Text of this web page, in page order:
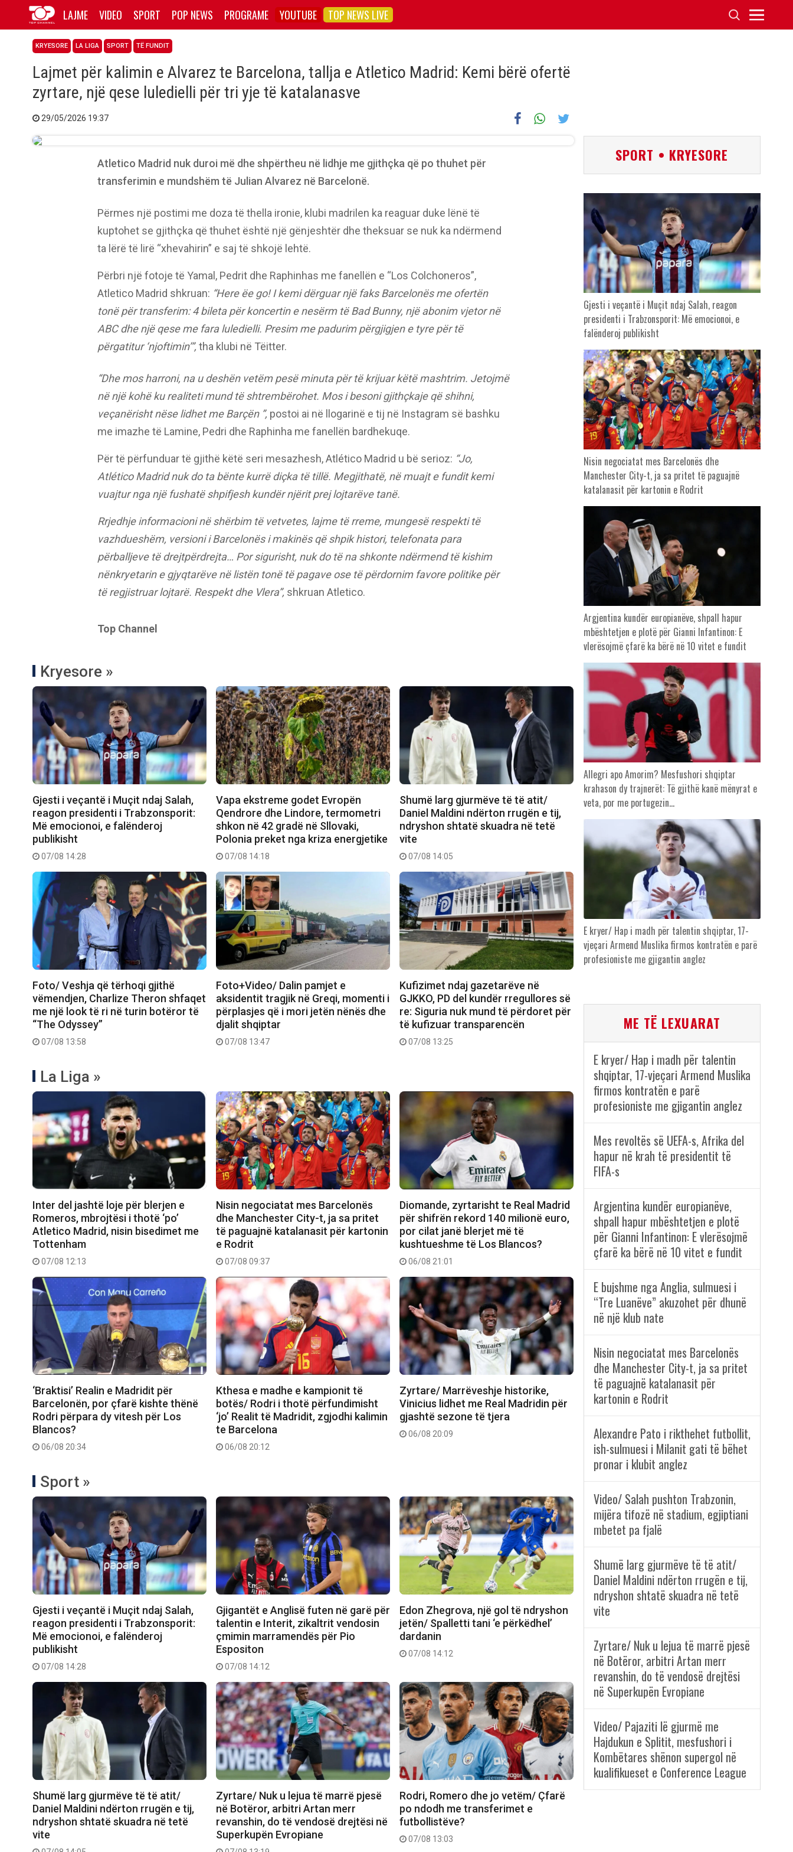
LAJME VIDEO SPORT POP NEWS PROGRAME YOUTUBE TOP NEWS LIVE
KRYESORE LA LIGA SPORT TË FUNDIT
Lajmet për kalimin e Alvarez te Barcelona, tallja e Atletico Madrid: Kemi bërë ofertë
zyrtare, një qese luledielli për tri yje të katalanasve
29/05/2026 19:37
Atletico Madrid nuk duroi më dhe shpërtheu në lidhje me gjithçka që po thuhet për
transferimin e mundshëm të Julian Alvarez në Barcelonë.
Përmes një postimi me doza të thella ironie, klubi madrilen ka reaguar duke lënë të
kuptohet se gjithçka që thuhet është një gënjeshtër dhe theksuar se nuk ka ndërmend
ta lërë të lirë “xhevahirin” e saj të shkojë lehtë.
Përbri një fotoje të Yamal, Pedrit dhe Raphinhas me fanellën e “Los Colchoneros”,
Atletico Madrid shkruan: “Here ëe go! I kemi dërguar një faks Barcelonës me ofertën
tonë për transferim: 4 bileta për koncertin e nesërm të Bad Bunny, një abonim vjetor në
ABC dhe një qese me fara luledielli. Presim me padurim përgjigjen e tyre për të
përgatitur ‘njoftimin’”, tha klubi në Tëitter.
“Dhe mos harroni, na u deshën vetëm pesë minuta për të krijuar këtë mashtrim. Jetojmë
në një kohë ku realiteti mund të shtrembërohet. Mos i besoni gjithçkaje që shihni,
veçanërisht nëse lidhet me Barçën ”, postoi ai në llogarinë e tij në Instagram së bashku
me imazhe të Lamine, Pedri dhe Raphinha me fanellën bardhekuqe.
Për të përfunduar të gjithë këtë seri mesazhesh, Atlético Madrid u bë serioz: “Jo,
Atlético Madrid nuk do ta bënte kurrë diçka të tillë. Megjithatë, në muajt e fundit kemi
vuajtur nga një fushatë shpifjesh kundër njërit prej lojtarëve tanë.
Rrjedhje informacioni në shërbim të vetvetes, lajme të rreme, mungesë respekti të
vazhdueshëm, versioni i Barcelonës i makinës që shpik histori, telefonata para
përballjeve të drejtpërdrejta… Por sigurisht, nuk do të na shkonte ndërmend të kishim
nënkryetarin e gjyqtarëve në listën tonë të pagave ose të përdornim favore politike për
të regjistruar lojtarë. Respekt dhe Vlera”, shkruan Atletico.
Top Channel
Kryesore »
Gjesti i veçantë i Muçit ndaj Salah,
reagon presidenti i Trabzonsporit:
Më emocionoi, e falënderoj
publikisht
07/08 14:28
Vapa ekstreme godet Evropën
Qendrore dhe Lindore, termometri
shkon në 42 gradë në Sllovaki,
Polonia preket nga kriza energjetike
07/08 14:18
Shumë larg gjurmëve të të atit/
Daniel Maldini ndërton rrugën e tij,
ndryshon shtatë skuadra në tetë
vite
07/08 14:05
Foto/ Veshja që tërhoqi gjithë
vëmendjen, Charlize Theron shfaqet
me një look të ri në turin botëror të
“The Odyssey”
07/08 13:58
Foto+Video/ Dalin pamjet e
aksidentit tragjik në Greqi, momenti i
përplasjes që i mori jetën nënës dhe
djalit shqiptar
07/08 13:47
Kufizimet ndaj gazetarëve në
GJKKO, PD del kundër rregullores së
re: Siguria nuk mund të përdoret për
të kufizuar transparencën
07/08 13:25
La Liga »
Inter del jashtë loje për blerjen e
Romeros, mbrojtësi i thotë ‘po’
Atletico Madrid, nisin bisedimet me
Tottenham
07/08 12:13
Nisin negociatat mes Barcelonës
dhe Manchester City-t, ja sa pritet
të paguajnë katalanasit për kartonin
e Rodrit
07/08 09:37
Diomande, zyrtarisht te Real Madrid
për shifrën rekord 140 milionë euro,
por cilat janë blerjet më të
kushtueshme të Los Blancos?
06/08 21:01
‘Braktisi’ Realin e Madridit për
Barcelonën, por çfarë kishte thënë
Rodri përpara dy vitesh për Los
Blancos?
06/08 20:34
Kthesa e madhe e kampionit të
botës/ Rodri i thotë përfundimisht
‘jo’ Realit të Madridit, zgjodhi kalimin
te Barcelona
06/08 20:12
Zyrtare/ Marrëveshje historike,
Vinicius lidhet me Real Madridin për
gjashtë sezone të tjera
06/08 20:09
Sport »
Gjesti i veçantë i Muçit ndaj Salah,
reagon presidenti i Trabzonsporit:
Më emocionoi, e falënderoj
publikisht
07/08 14:28
Gjigantët e Anglisë futen në garë për
talentin e Interit, zikaltrit vendosin
çmimin marramendës për Pio
Espositon
07/08 14:12
Edon Zhegrova, një gol të ndryshon
jetën/ Spalletti tani ‘e përkëdhel’
dardanin
07/08 14:12
Shumë larg gjurmëve të të atit/
Daniel Maldini ndërton rrugën e tij,
ndryshon shtatë skuadra në tetë
vite
Zyrtare/ Nuk u lejua të marrë pjesë
në Botëror, arbitri Artan merr
revanshin, do të vendosë drejtësi në
Superkupën Evropiane
Rodri, Romero dhe jo vetëm/ Çfarë
po ndodh me transferimet e
futbollistëve?
07/08 13:03
SPORT • KRYESORE
Gjesti i veçantë i Muçit ndaj Salah, reagon
presidenti i Trabzonsporit: Më emocionoi, e
falënderoj publikisht
Nisin negociatat mes Barcelonës dhe
Manchester City-t, ja sa pritet të paguajnë
katalanasit për kartonin e Rodrit
Argjentina kundër europianëve, shpall hapur
mbështetjen e plotë për Gianni Infantinon: E
vlerësojmë çfarë ka bërë në 10 vitet e fundit
Allegri apo Amorim? Mesfushori shqiptar
krahason dy trajnerët: Të gjithë kanë mënyrat e
veta, por me portugezin…
E kryer/ Hap i madh për talentin shqiptar, 17-
vjeçari Armend Muslika firmos kontratën e parë
profesioniste me gjigantin anglez
ME TË LEXUARAT
E kryer/ Hap i madh për talentin
shqiptar, 17-vjeçari Armend Muslika
firmos kontratën e parë
profesioniste me gjigantin anglez
Mes revoltës së UEFA-s, Afrika del
hapur në krah të presidentit të
FIFA-s
Argjentina kundër europianëve,
shpall hapur mbështetjen e plotë
për Gianni Infantinon: E vlerësojmë
çfarë ka bërë në 10 vitet e fundit
E bujshme nga Anglia, sulmuesi i
“Tre Luanëve” akuzohet për dhunë
në një klub nate
Nisin negociatat mes Barcelonës
dhe Manchester City-t, ja sa pritet
të paguajnë katalanasit për
kartonin e Rodrit
Alexandre Pato i rikthehet futbollit,
ish-sulmuesi i Milanit gati të bëhet
pronar i klubit anglez
Video/ Salah pushton Trabzonin,
mijëra tifozë në stadium, egjiptiani
mbetet pa fjalë
Shumë larg gjurmëve të të atit/
Daniel Maldini ndërton rrugën e tij,
ndryshon shtatë skuadra në tetë
vite
Zyrtare/ Nuk u lejua të marrë pjesë
në Botëror, arbitri Artan merr
revanshin, do të vendosë drejtësi
në Superkupën Evropiane
Video/ Pajaziti lë gjurmë me
Hajdukun e Splitit, mesfushori i
Kombëtares shënon supergol në
kualifikueset e Conference League